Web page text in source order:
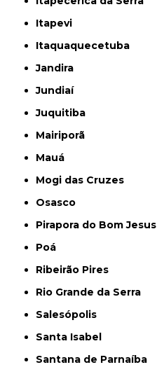
Itapevi
Itaquaquecetuba
Jandira
Jundiaí
Juquitiba
Mairiporã
Mauá
Mogi das Cruzes
Osasco
Pirapora do Bom Jesus
Poá
Ribeirão Pires
Rio Grande da Serra
Salesópolis
Santa Isabel
Santana de Parnaíba